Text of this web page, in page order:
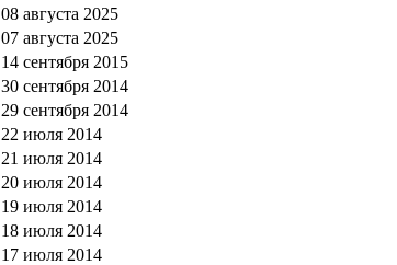
08 августа 2025
07 августа 2025
14 сентября 2015
30 сентября 2014
29 сентября 2014
22 июля 2014
21 июля 2014
20 июля 2014
19 июля 2014
18 июля 2014
17 июля 2014